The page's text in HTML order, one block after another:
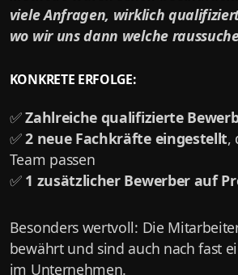
viele Anfragen, wirklich
wo wir uns dann welche
KONKRETE ERFOLGE:
✅Zahlreiche qualifizierte
✅2 neue Fachkräfte eingestellt,
Team passen
✅ 1 zusätzlicher Bewerber auf
Besonders wertvoll: Die
bewährt und sind auch nach fast
im Unternehmen.